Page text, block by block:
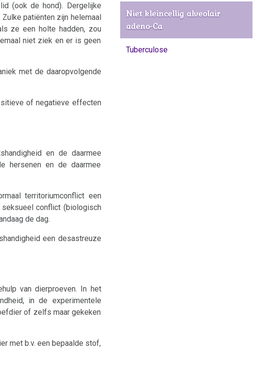
(ook de hond). Dergelijke
patiënten zijn helemaal
ze een holte hadden, zou
niet ziek en er is geen
met de daaropvolgende
of negatieve effecten
en de daarmee
hersenen en de daarmee
territoriumconflict een
seksueel conflict (biologisch
de dag.
een desastreuze
van dierproeven. In het
in de experimentele
of zelfs maar gekeken
met b.v. een bepaalde stof,
Niet kleincellig alveolair
adeno-Ca
Tuberculose